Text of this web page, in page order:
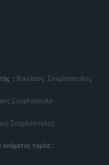
: Νικόλαος Σουρλόπουλος
Σουρλόπουλο
Σουρλόπουλος
ονόματος τομέα :